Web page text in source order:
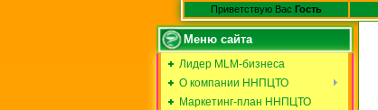
Приветствую Вас Гость
Меню сайта
Лидер MLM-бизнеса
О компании ННПЦТО
Маркетинг-план ННПЦТО